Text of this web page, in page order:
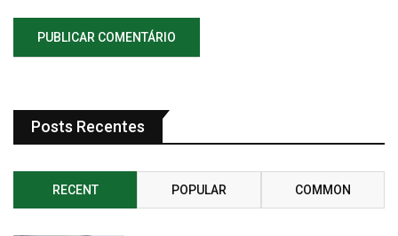
Posts Recentes
RECENT POPULAR COMMON